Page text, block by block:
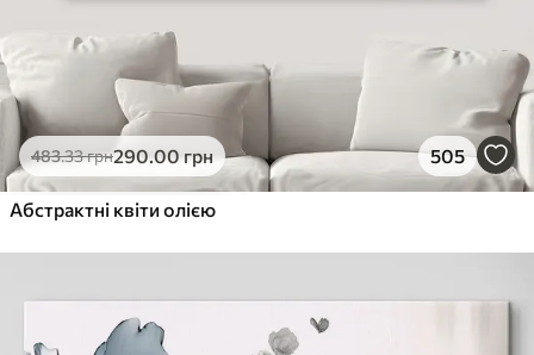
483.33грн290.00грн 505
Абстрактні квіти олією